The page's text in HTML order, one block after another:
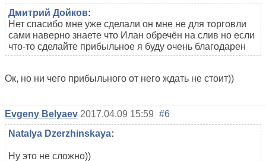
Дмитрий Дойков:
Нет спасибо мне уже сделали он мне не для торговли
сами наверно знаете что Илан обречён на слив но если
что-то сделайте прибыльное я буду очень благодарен
Ок, но ни чего прибыльного от него ждать не стоит))
Evgeny Belyaev 2017.04.09 15:59 #6
Natalya Dzerzhinskaya:
Ну это не сложно))